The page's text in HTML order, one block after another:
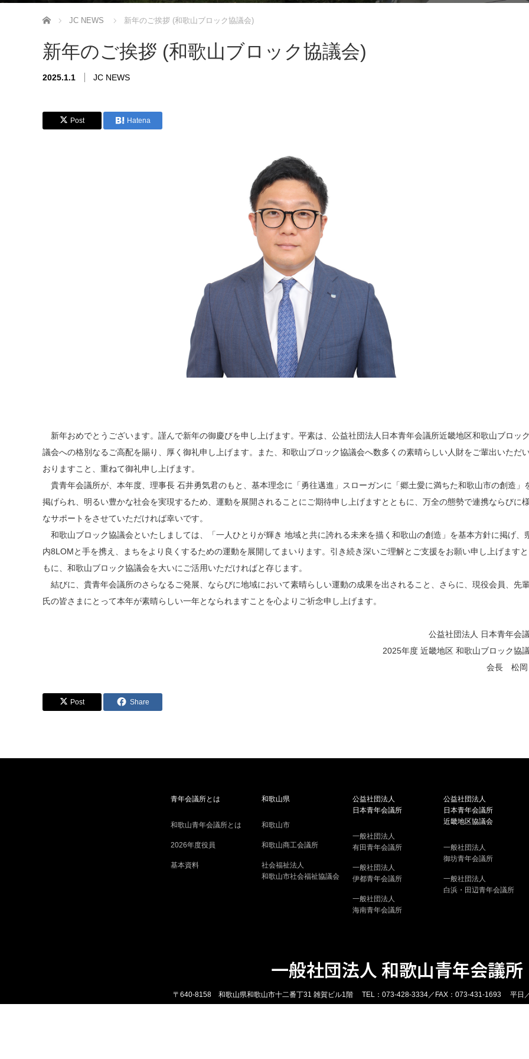
ホーム JC NEWS 新年のご挨拶 (和歌山ブロック協議会)
新年のご挨拶 (和歌山ブロック協議会)
2025.1.1 JC NEWS
Post Hatena
新年おめでとうございます。謹んで新年の御慶びを申し上げます。平素は、公益社団法人日本青年会議所近畿地区和歌山ブロッ
議会への格別なるご高配を賜り、厚く御礼申し上げます。また、和歌山ブロック協議会へ数多くの素晴らしい人財をご輩出いただ
おりますこと、重ねて御礼申し上げます。
貴青年会議所が、本年度、理事長 石井勇気君のもと、基本理念に「勇往邁進」スローガンに「郷土愛に満ちた和歌山市の創造」
掲げられ、明るい豊かな社会を実現するため、運動を展開されることにご期待申し上げますとともに、万全の態勢で連携ならびに
なサポートをさせていただければ幸いです。
和歌山ブロック協議会といたしましては、「一人ひとりが輝き 地域と共に誇れる未来を描く和歌山の創造」を基本方針に掲げ、
内8LOMと手を携え、まちをより良くするための運動を展開してまいります。引き続き深いご理解とご支援をお願い申し上げますと
もに、和歌山ブロック協議会を大いにご活用いただければと存じます。
結びに、貴青年会議所のさらなるご発展、ならびに地域において素晴らしい運動の成果を出されること、さらに、現役会員、先
氏の皆さまにとって本年が素晴らしい一年となられますことを心よりご祈念申し上げます。
公益社団法人 日本青年会
2025年度 近畿地区 和歌山ブロック協
会長 松岡
Post Share
青年会議所とは
和歌山青年会議所とは
2026年度役員
基本資料
和歌山県
和歌山市
和歌山商工会議所
社会福祉法人
和歌山市社会福祉協議会
公益社団法人
日本青年会議所
一般社団法人
有田青年会議所
一般社団法人
伊都青年会議所
一般社団法人
海南青年会議所
公益社団法人
日本青年会議所
近畿地区協議会
一般社団法人
御坊青年会議所
一般社団法人
白浜・田辺青年会議所
一般社団法人 和歌山青年会議所
〒640-8158 和歌山県和歌山市十二番丁31 雑賀ビル1階 TEL：073-428-3334／FAX：073-431-1693 平日